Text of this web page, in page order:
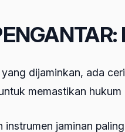
dijaminkan, ada
memastikan hukum
instrumen jaminan